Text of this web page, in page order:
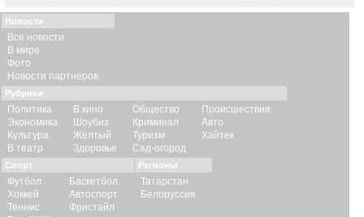
Новости
Все новости
В мире
Фото
Новости партнеров
Рубрики
Политика
Экономика
Культура
В театр
В кино
Шоубиз
Желтый
Здоровье
Общество
Криминал
Туризм
Сад-огород
Происшествия
Авто
Хайтек
Спорт
Футбол
Хоккей
Теннис
Баскетбол
Автоспорт
Фристайл
Регионы
Татарстан
Белоруссия